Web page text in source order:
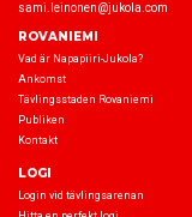
sami.leinonen@jukola.com
ROVANIEMI
Vad är Napapiiri-Jukola?
Ankomst
Tävlingsstaden Rovaniemi
Publiken
Kontakt
LOGI
Login vid tävlingsarenan